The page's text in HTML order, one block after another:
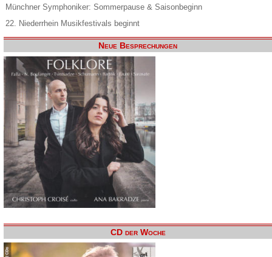
Münchner Symphoniker: Sommerpause & Saisonbeginn
22. Niederrhein Musikfestivals beginnt
Neue Besprechungen
CD der Woche